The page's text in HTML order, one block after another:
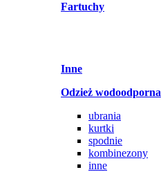
Fartuchy
Inne
Odzież wodoodporna
ubrania
kurtki
spodnie
kombinezony
inne